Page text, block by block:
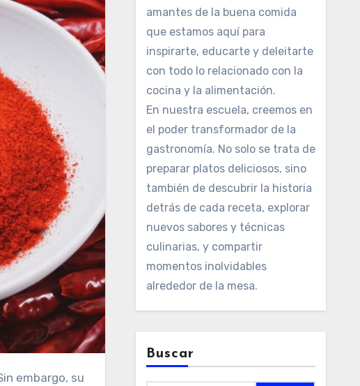
amantes de la buena comida
que estamos aquí para
inspirarte, educarte y deleitarte
con todo lo relacionado con la
cocina y la alimentación.
En nuestra escuela, creemos en
el poder transformador de la
gastronomía. No solo se trata de
preparar platos deliciosos, sino
también de descubrir la historia
detrás de cada receta, explorar
nuevos sabores y técnicas
culinarias, y compartir
momentos inolvidables
alrededor de la mesa.
Buscar